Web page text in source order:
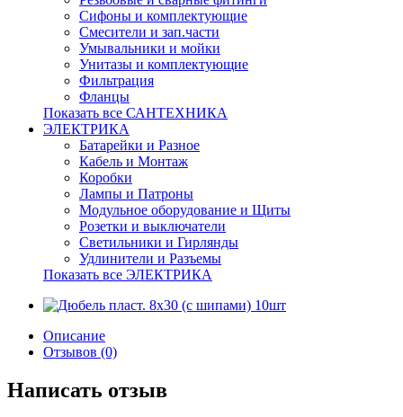
Сифоны и комплектующие
Смесители и зап.части
Умывальники и мойки
Унитазы и комплектующие
Фильтрация
Фланцы
Показать все САНТЕХНИКА
ЭЛЕКТРИКА
Батарейки и Разное
Кабель и Монтаж
Коробки
Лампы и Патроны
Модульное оборудование и Щиты
Розетки и выключатели
Светильники и Гирлянды
Удлинители и Разъемы
Показать все ЭЛЕКТРИКА
Описание
Отзывов (0)
Написать отзыв